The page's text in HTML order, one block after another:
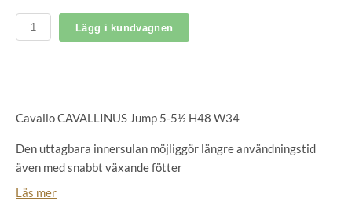
Lägg i kundvagnen
Cavallo CAVALLINUS Jump 5-5½ H48 W34
Den uttagbara innersulan möjliggör längre användningstid
även med snabbt växande fötter
Slät nappaläder
Läs mer